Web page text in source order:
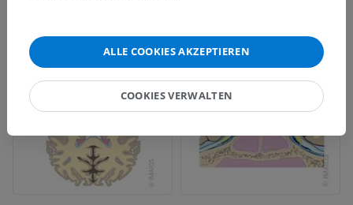
ALLE COOKIES AKZEPTIEREN
COOKIES VERWALTEN